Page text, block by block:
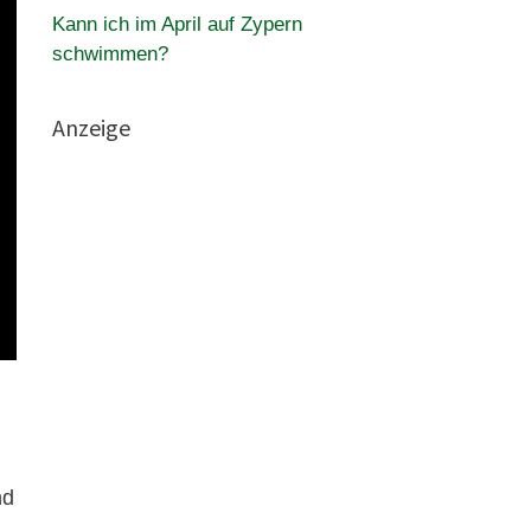
Kann ich im April auf Zypern
schwimmen?
Anzeige